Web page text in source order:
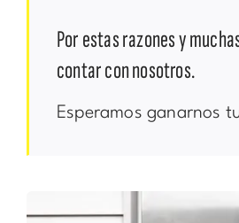
Por estas razones y
contar con nosotros.
Esperamos ganarnos